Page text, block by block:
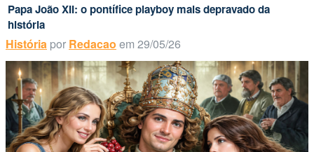
Papa João XII: o pontífice playboy mais depravado da
história
História por Redacao em 29/05/26